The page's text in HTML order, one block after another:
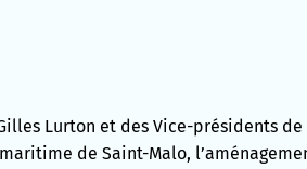
Lurton et des Vice-présidents
de Saint-Malo,